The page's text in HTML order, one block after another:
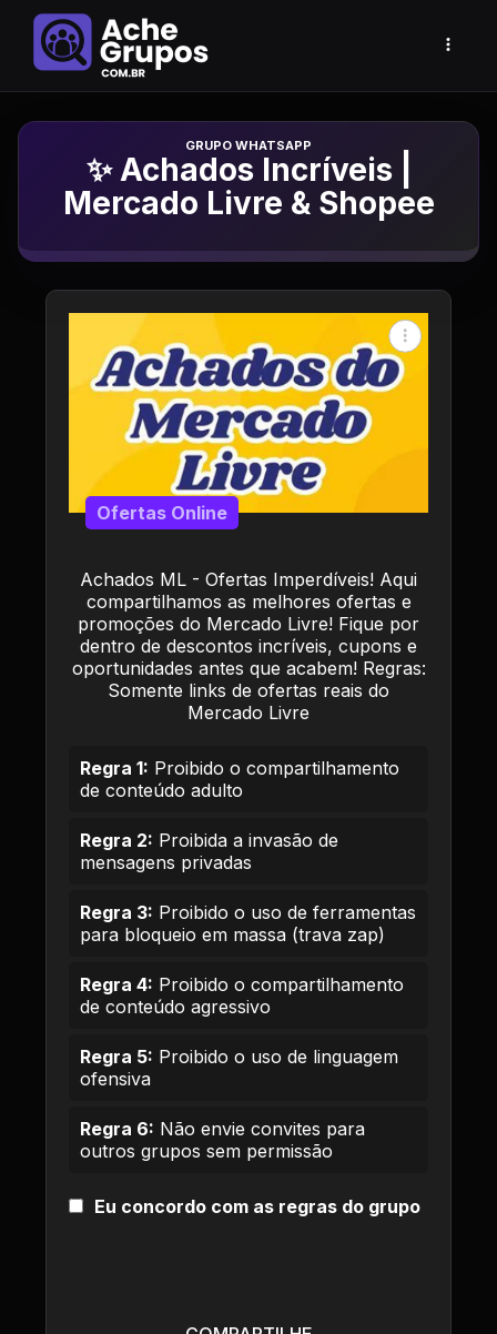
Grupo de Whatsapp
✨ Achados Incríveis |
Mercado Livre & Shopee
Achados ML - Ofertas Imperdíveis! Aqui
compartilhamos as melhores ofertas e
promoções do Mercado Livre! Fique por
dentro de descontos incríveis, cupons e
oportunidades antes que acabem! Regras:
Somente links de ofertas reais do
Mercado Livre
Ofertas Online
Regra 1: Proibido o compartilhamento
de conteúdo adulto
Regra 2: Proibida a invasão de
mensagens privadas
Regra 3: Proibido o uso de ferramentas
para bloqueio em massa (trava zap)
Regra 4: Proibido o compartilhamento
de conteúdo agressivo
Regra 5: Proibido o uso de linguagem
ofensiva
Regra 6: Não envie convites para
outros grupos sem permissão
Eu concordo com as regras do grupo